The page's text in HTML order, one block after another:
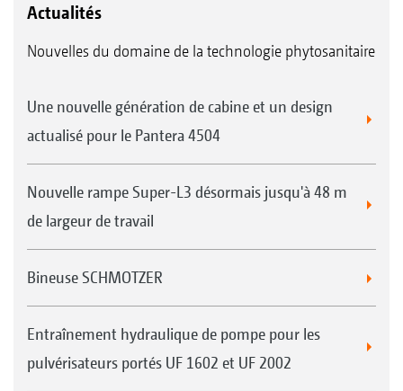
Actualités
Nouvelles du domaine de la technologie phytosanitaire
Une nouvelle génération de cabine et un design
actualisé pour le Pantera 4504
Nouvelle rampe Super-L3 désormais jusqu'à 48 m
de largeur de travail
Bineuse SCHMOTZER
Entraînement hydraulique de pompe pour les
pulvérisateurs portés UF 1602 et UF 2002